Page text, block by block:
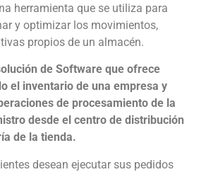
herramienta que se utiliza para
y optimizar los movimientos,
propios de un almacén.
de Software que ofrece
el inventario de una empresa y
de procesamiento de la
desde el centro de distribución
de la tienda.
desean ejecutar sus pedidos